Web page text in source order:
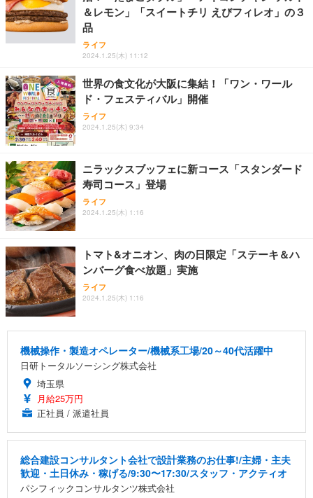
＆レモン」「スイートチリ えびフィレオ」の３
品
ライフ
2024.1.25(木) 11:12
世界の食文化が大阪に集結！「ワン・ワール
ド・フェスティバル」開催
ライフ
2024.1.25(木) 9:34
ニラックスブッフェに新コース「スタンダード
寿司コース」登場
ライフ
2024.1.25(木) 1:16
トマト&オニオン、肉の日限定「ステーキ＆ハ
ンバーグ食べ放題」実施
ライフ
2024.1.25(木) 1:16
機械操作・製造オペレーター/機械系工場/20～40代活躍中
日研トータルソーシング株式会社
埼玉県
月給25万円
正社員 / 派遣社員
総合建設コンサルタント会社で設計業務のお仕事!/主婦・主夫
歓迎・土日休み・稼げる/9:30〜17:30/スタッフ・アクティオ
パシフィックコンサルタンツ株式会社